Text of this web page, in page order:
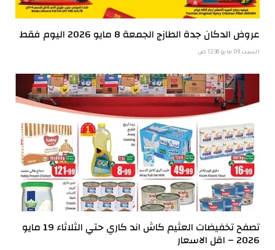
عروض الدكان جدة الطازج الجمعة 8 مايو 2026 اليوم فقط
السبت 09 مايو 12:36 ص
تصفح تخفيضات العثيم كاش اند كاري حتي الثلاثاء 19 مايو
2026 – اقل الاسعار